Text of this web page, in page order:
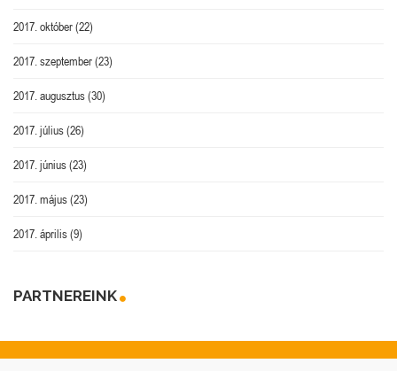
2017. október(22)
2017. szeptember(23)
2017. augusztus(30)
2017. július(26)
2017. június(23)
2017. május(23)
2017. április(9)
PARTNEREINK